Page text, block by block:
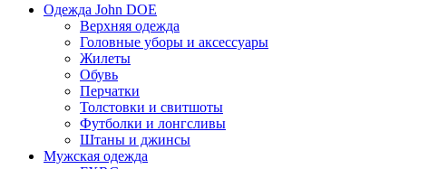
Одежда John DOE
Верхняя одежда
Головные уборы и аксессуары
Жилеты
Обувь
Перчатки
Толстовки и свитшоты
Футболки и лонгсливы
Штаны и джинсы
Мужская одежда